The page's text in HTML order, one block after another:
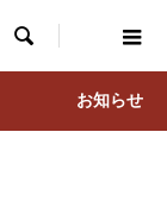

お知らせ